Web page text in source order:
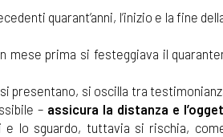
quarant’anni, l’inizio e la fine
mese prima si festeggiava il
presentano, si oscilla tra
– assicura la distanza e
e lo sguardo, tuttavia si rischia,